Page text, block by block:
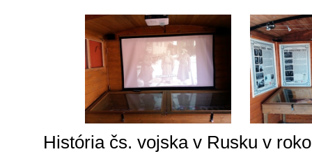
História čs. vojska v Rusku v